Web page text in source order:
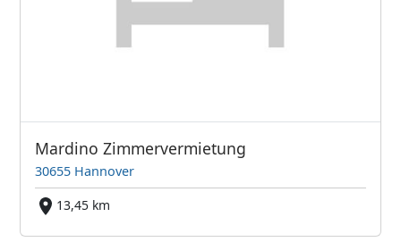
Mardino Zimmervermietung
30655 Hannover
13,45 km